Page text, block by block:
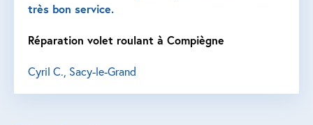
très bon service.
Réparation volet roulant à Compiègne
Cyril C., Sacy-le-Grand